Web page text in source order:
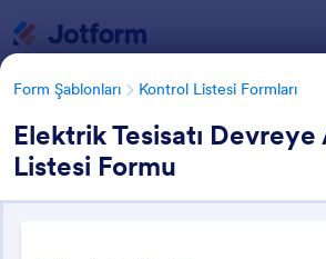
Form Şablonları Kontrol Listesi Formları
Elektrik Tesisatı
Listesi Formu
Form Şablonu Kategorileri